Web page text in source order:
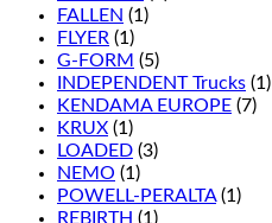
FALLEN (1)
FLYER (1)
G-FORM (5)
INDEPENDENT Trucks (1)
KENDAMA EUROPE (7)
KRUX (1)
LOADED (3)
NEMO (1)
POWELL-PERALTA (1)
REBIRTH (1)